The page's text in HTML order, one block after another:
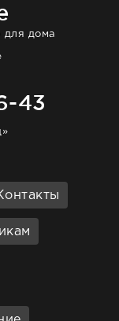
для дома
43